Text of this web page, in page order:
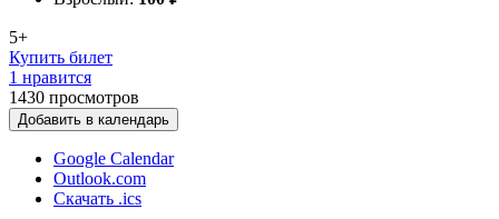
5+
Купить билет
1 нравится
1430 просмотров
Добавить в календарь
Google Calendar
Outlook.com
Скачать .ics